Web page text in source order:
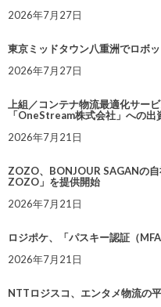
2026年7月27日
東京ミッドタウン八重洲でロボ
2026年7月27日
上組／コンテナ物流最適化サー
「OneStream株式会社」への出
2026年7月21日
ZOZO、BONJOUR SAGANの
ZOZO」を提供開始
2026年7月21日
ロジポケ、「パスキー認証（
2026年7月21日
NTTロジスコ、エンタメ物流の